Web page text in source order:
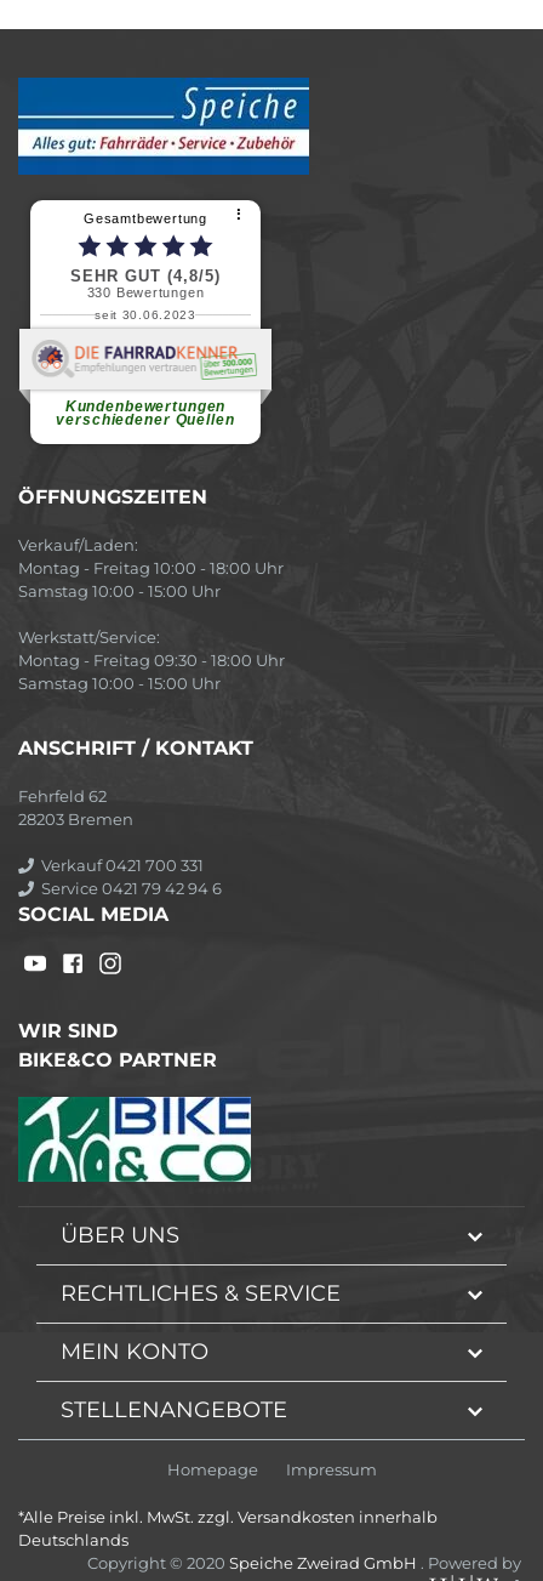
Gesamtbewertung ⠇
SEHR GUT (4,8/5)
330 Bewertungen
seit 30.06.2023
Kundenbewertungen
verschiedener Quellen
Renate H.
Vielen Dank für ein herzliches
ÖFFNUNGSZEITEN
Verkauf/Laden:
Montag - Freitag 10:00 - 18:00 Uhr
Samstag 10:00 - 15:00 Uhr
Werkstatt/Service:
Montag - Freitag 09:30 - 18:00 Uhr
Samstag 10:00 - 15:00 Uhr
ANSCHRIFT / KONTAKT
Fehrfeld 62
28203 Bremen
Verkauf 0421 700 331
Service 0421 79 42 94 6
SOCIAL MEDIA
WIR SIND
BIKE&CO PARTNER
ÜBER UNS
RECHTLICHES & SERVICE
MEIN KONTO
STELLENANGEBOTE
Homepage Impressum
*Alle Preise inkl. MwSt. zzgl. Versandkosten innerhalb
Deutschlands
Copyright © 2020 Speiche Zweirad GmbH . Powered by